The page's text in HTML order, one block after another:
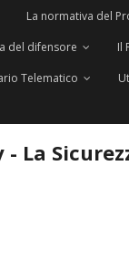
La normativa del
del difensore Il
Telematico
- La